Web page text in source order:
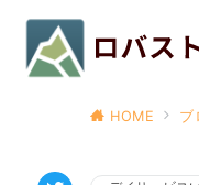
HOME ブ